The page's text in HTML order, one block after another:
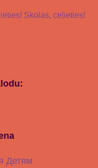
Skolas, ceļieties!
Детям